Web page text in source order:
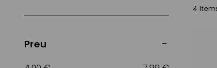
4
Preu